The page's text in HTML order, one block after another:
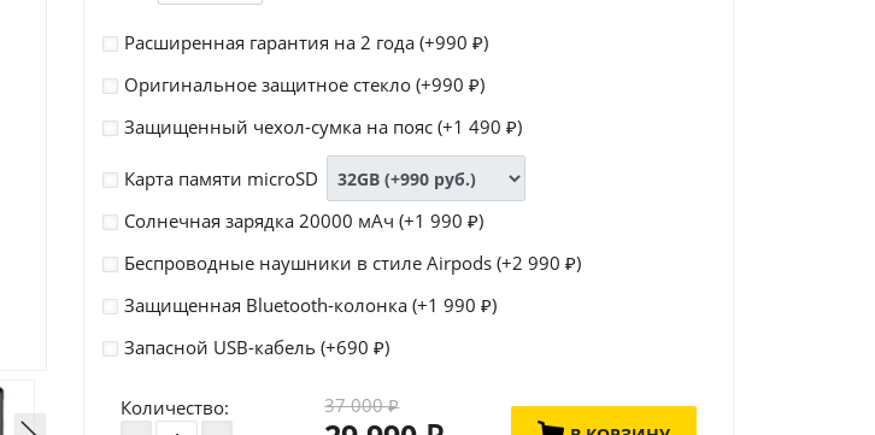
Расширенная гарантия на 2 года (+990 ₽)
Оригинальное защитное стекло (+990 ₽)
Защищенный чехол-сумка на пояс (+1 490 ₽)
Карта памяти microSD
Солнечная зарядка 20000 мАч (+1 990 ₽)
Беспроводные наушники в стиле Airpods (+2 990 ₽)
Защищенная Bluetooth-колонка (+1 990 ₽)
Запасной USB-кабель (+690 ₽)
Количество: 37 000₽